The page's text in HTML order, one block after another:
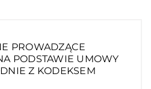
PROWADZĄCE
PODSTAWIE UMOWY
Z KODEKSEM